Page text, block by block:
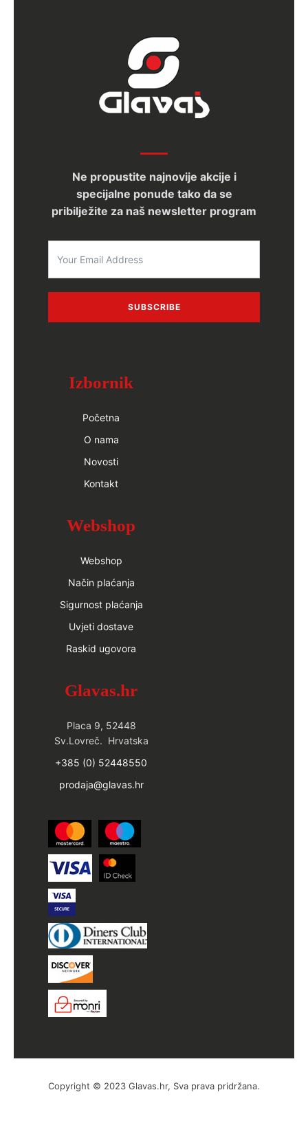
Ne propustite najnovije akcije i
specijalne ponude tako da se
pribilježite za naš newsletter program
SUBSCRIBE
Izbornik
Početna
O nama
Novosti
Kontakt
Webshop
Webshop
Način plaćanja
Sigurnost plaćanja
Uvjeti dostave
Raskid ugovora
Glavas.hr
Placa 9, 52448
Sv.Lovreč. Hrvatska
+385 (0) 52448550
prodaja@glavas.hr
Copyright © 2023 Glavas.hr, Sva prava pridržana.